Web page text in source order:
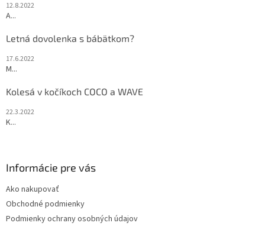
12.8.2022
A...
Letná dovolenka s bábätkom?
17.6.2022
M...
Kolesá v kočíkoch COCO a WAVE
22.3.2022
K...
Informácie pre vás
Ako nakupovať
Obchodné podmienky
Podmienky ochrany osobných údajov